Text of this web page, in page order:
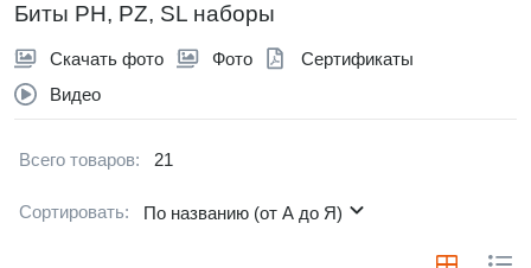
Биты PH, PZ, SL наборы
Скачать фото Фото
Сертификаты
Видео
Всего товаров: 21
Сортировать: По названию (от А до Я)